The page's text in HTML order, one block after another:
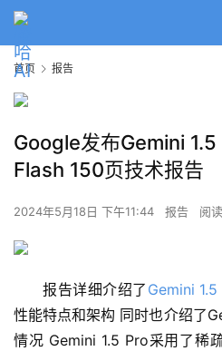
日
报
首页 报告
Google发布Gemini
Flash 150页技术报告
2024年5月18日 下午11:44 报告 阅
报告详细介绍了 Gemini 1.5
性能特点和架构 同时也介绍了
情况 Gemini 1.5 Pro采用了稀